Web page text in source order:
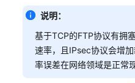
介
绍
说
说明：
基于TCP的FTP协议有拥
速率，且IPsec协议会增
率误差在网络领域是正常现